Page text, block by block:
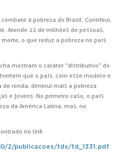
à pobreza do Brasil. Contribui,
Atende 22 de milhões de pessoas,
o que reduz a pobreza no país
mostram o caráter “distributivo” do
que o país, com esse modelo e
renda, diminui mais a pobreza
e jovens. No primeiro caso, o país
da América Latina, mas, no
no link
2/publicacoes/tds/td_1331.pdf